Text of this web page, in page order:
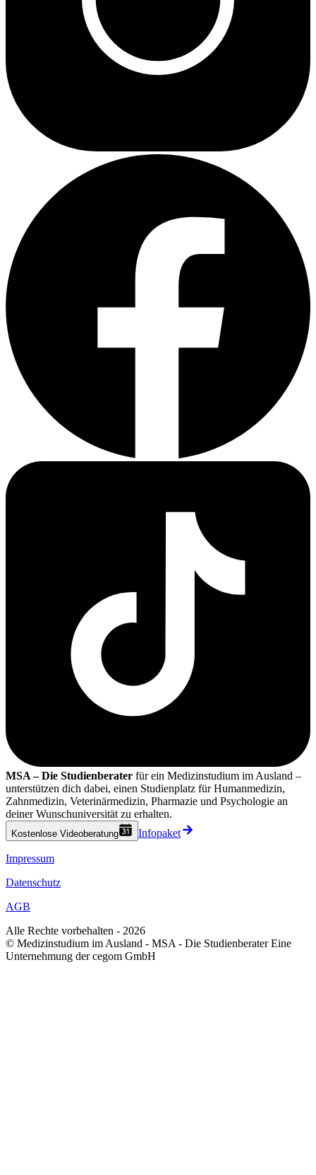
MSA – Die Studienberater für ein Medizinstudium im Ausland –
unterstützen dich dabei, einen Studienplatz für Humanmedizin,
Zahnmedizin, Veterinärmedizin, Pharmazie und Psychologie an
deiner Wunschuniversität zu erhalten.
Kostenlose Videoberatung Infopaket
Impressum
Datenschutz
AGB
Alle Rechte vorbehalten - 2026
© Medizinstudium im Ausland - MSA - Die Studienberater Eine
Unternehmung der cegom GmbH